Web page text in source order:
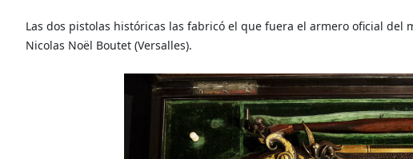
Las dos pistolas históricas las fabricó el que fuera el armero oficial
Nicolas Noël Boutet (Versalles).